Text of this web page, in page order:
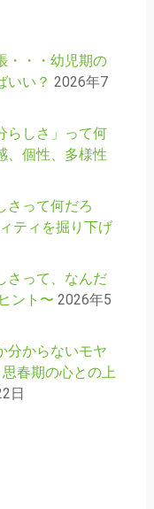
・・・幼児期の
いい？ 2026年7
らしさ」って何
、個性、多様性
さって何だろ
ティを掘り下げ
さって、なんだ
ント〜 2026年5
分からないモヤ
春期の心との上
日